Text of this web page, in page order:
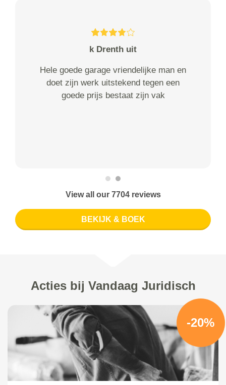
k Drenth uit
Hele goede garage vriendelijke man en
doet zijn werk uitstekend tegen een
goede prijs bestaat zijn vak
View all our 7704 reviews
BEKIJK & BOEK
Acties bij Vandaag Juridisch
-20%